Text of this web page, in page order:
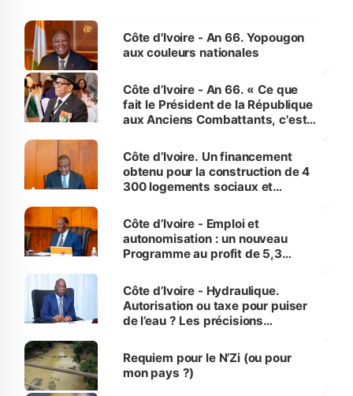
Côte d'Ivoire - An 66. Yopougon
aux couleurs nationales
Côte d’Ivoire - An 66. « Ce que
fait le Président de la République
aux Anciens Combattants, c'est
Côte d’Ivoire. Un financement
obtenu pour la construction de 4
300 logements sociaux et
et Yamoussoukro
Côte d’Ivoire - Emploi et
autonomisation : un nouveau
Programme au profit de 5,3
Côte d’Ivoire - Hydraulique.
Autorisation ou taxe pour puiser
de l’eau ? Les précisions
Requiem pour le N’Zi (ou pour
mon pays ?)